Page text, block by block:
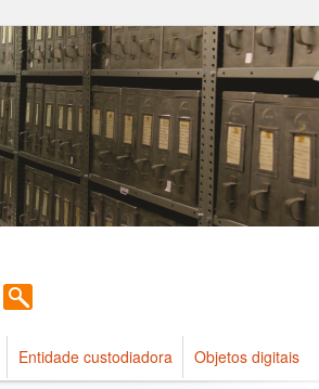
Entidade custodiadora Objetos digitais